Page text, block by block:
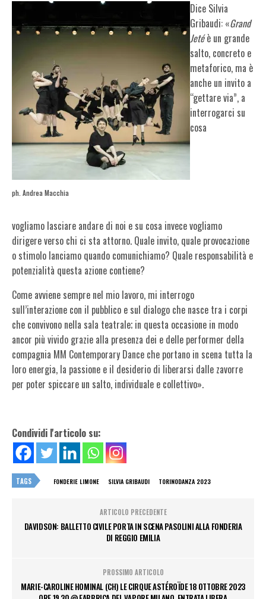
ph. Andrea Macchia
Dice Silvia
Gribaudi: «Grand
Jetéè un grande
salto, concreto e
metaforico, ma è
anche un invito a
“gettare via”, a
interrogarci su
cosa
vogliamo lasciare andare di noi e su cosa invece vogliamo
dirigere verso chi ci sta attorno. Quale invito, quale provocazione
o stimolo lanciamo quando comunichiamo? Quale responsabilità e
potenzialità questa azione contiene?
Come avviene sempre nel mio lavoro, mi interrogo
sull’interazione con il pubblico e sul dialogo che nasce tra i corpi
che convivono nella sala teatrale; in questa occasione in modo
ancor più vivido grazie alla presenza dei e delle performer della
compagnia MM Contemporary Dance che portano in scena tutta la
loro energia, la passione e il desiderio di liberarsi dalle zavorre
per poter spiccare un salto, individuale e collettivo».
Condividi l'articolo su:
TAGS FONDERIE LIMONE SILVIA GRIBAUDI TORINODANZA 2023
ARTICOLO PRECEDENTE
DAVIDSON: BALLETTO CIVILE PORTA IN SCENA PASOLINI ALLA FONDERIA
DI REGGIO EMILIA
PROSSIMO ARTICOLO
MARIE-CAROLINE HOMINAL (CH) LE CIRQUE ASTÉROÏDE 18 OTTOBRE 2023